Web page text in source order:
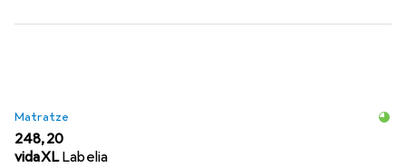
Matratze
EUR
248,20
vidaXL Labelia